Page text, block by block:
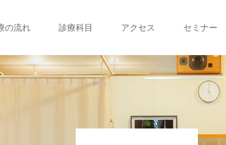
の流れ 診療科目 アクセス セミナー